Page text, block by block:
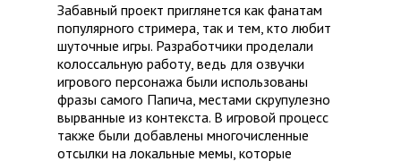
Забавный проект приглянется как фанатам
популярного стримера, так и тем, кто любит
шуточные игры. Разработчики проделали
колоссальную работу, ведь для озвучки
игрового персонажа были использованы
фразы самого Папича, местами скрупулезно
вырванные из контекста. В игровой процесс
также были добавлены многочисленные
отсылки на локальные мемы, которые